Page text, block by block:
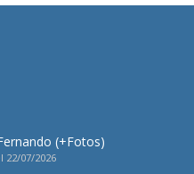
(+Fotos)
22/07/2026